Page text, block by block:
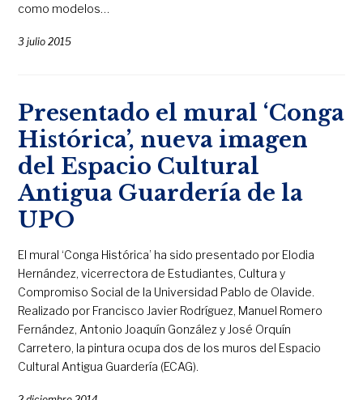
como modelos…
3 julio 2015
Presentado el mural ‘Conga
Histórica’, nueva imagen
del Espacio Cultural
Antigua Guardería de la
UPO
El mural ‘Conga Histórica’ ha sido presentado por Elodia
Hernández, vicerrectora de Estudiantes, Cultura y
Compromiso Social de la Universidad Pablo de Olavide.
Realizado por Francisco Javier Rodríguez, Manuel Romero
Fernández, Antonio Joaquín González y José Orquín
Carretero, la pintura ocupa dos de los muros del Espacio
Cultural Antigua Guardería (ECAG).